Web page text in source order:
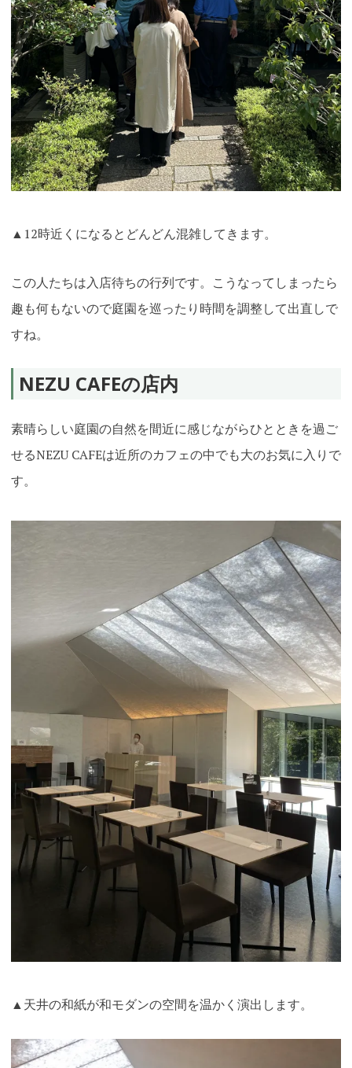
▲12時近くになるとどんどん混雑してきます。
この人たちは入店待ちの行列です。こうなってしまったら
趣も何もないので庭園を巡ったり時間を調整して出直しで
すね。
NEZU CAFEの店内
素晴らしい庭園の自然を間近に感じながらひとときを過ご
せるNEZU CAFEは近所のカフェの中でも大のお気に入りで
す。
▲天井の和紙が和モダンの空間を温かく演出します。